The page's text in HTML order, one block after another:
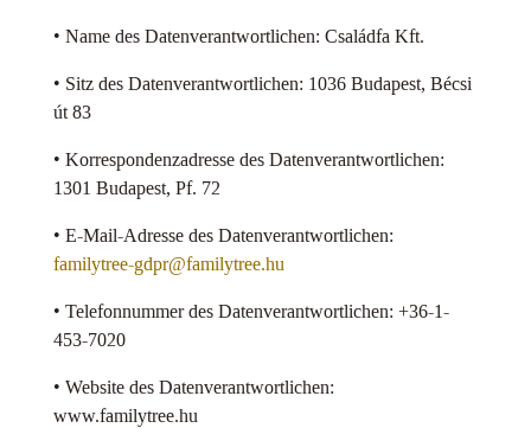
• Name des Datenverantwortlichen: Családfa Kft.
• Sitz des Datenverantwortlichen: 1036 Budapest, Bécsi
út 83
• Korrespondenzadresse des Datenverantwortlichen:
1301 Budapest, Pf. 72
• E-Mail-Adresse des Datenverantwortlichen:
familytree-gdpr@familytree.hu
• Telefonnummer des Datenverantwortlichen: +36-1-
453-7020
• Website des Datenverantwortlichen:
www.familytree.hu